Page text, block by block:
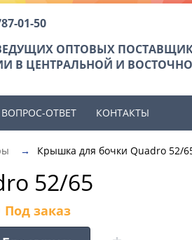
01-50
ОПТОВЫХ
В ЦЕНТРАЛЬНОЙ И
ВОПРОС-ОТВЕТ КОНТАКТЫ
→ Крышка для бочки Quadro 52/
52/65
Под заказ